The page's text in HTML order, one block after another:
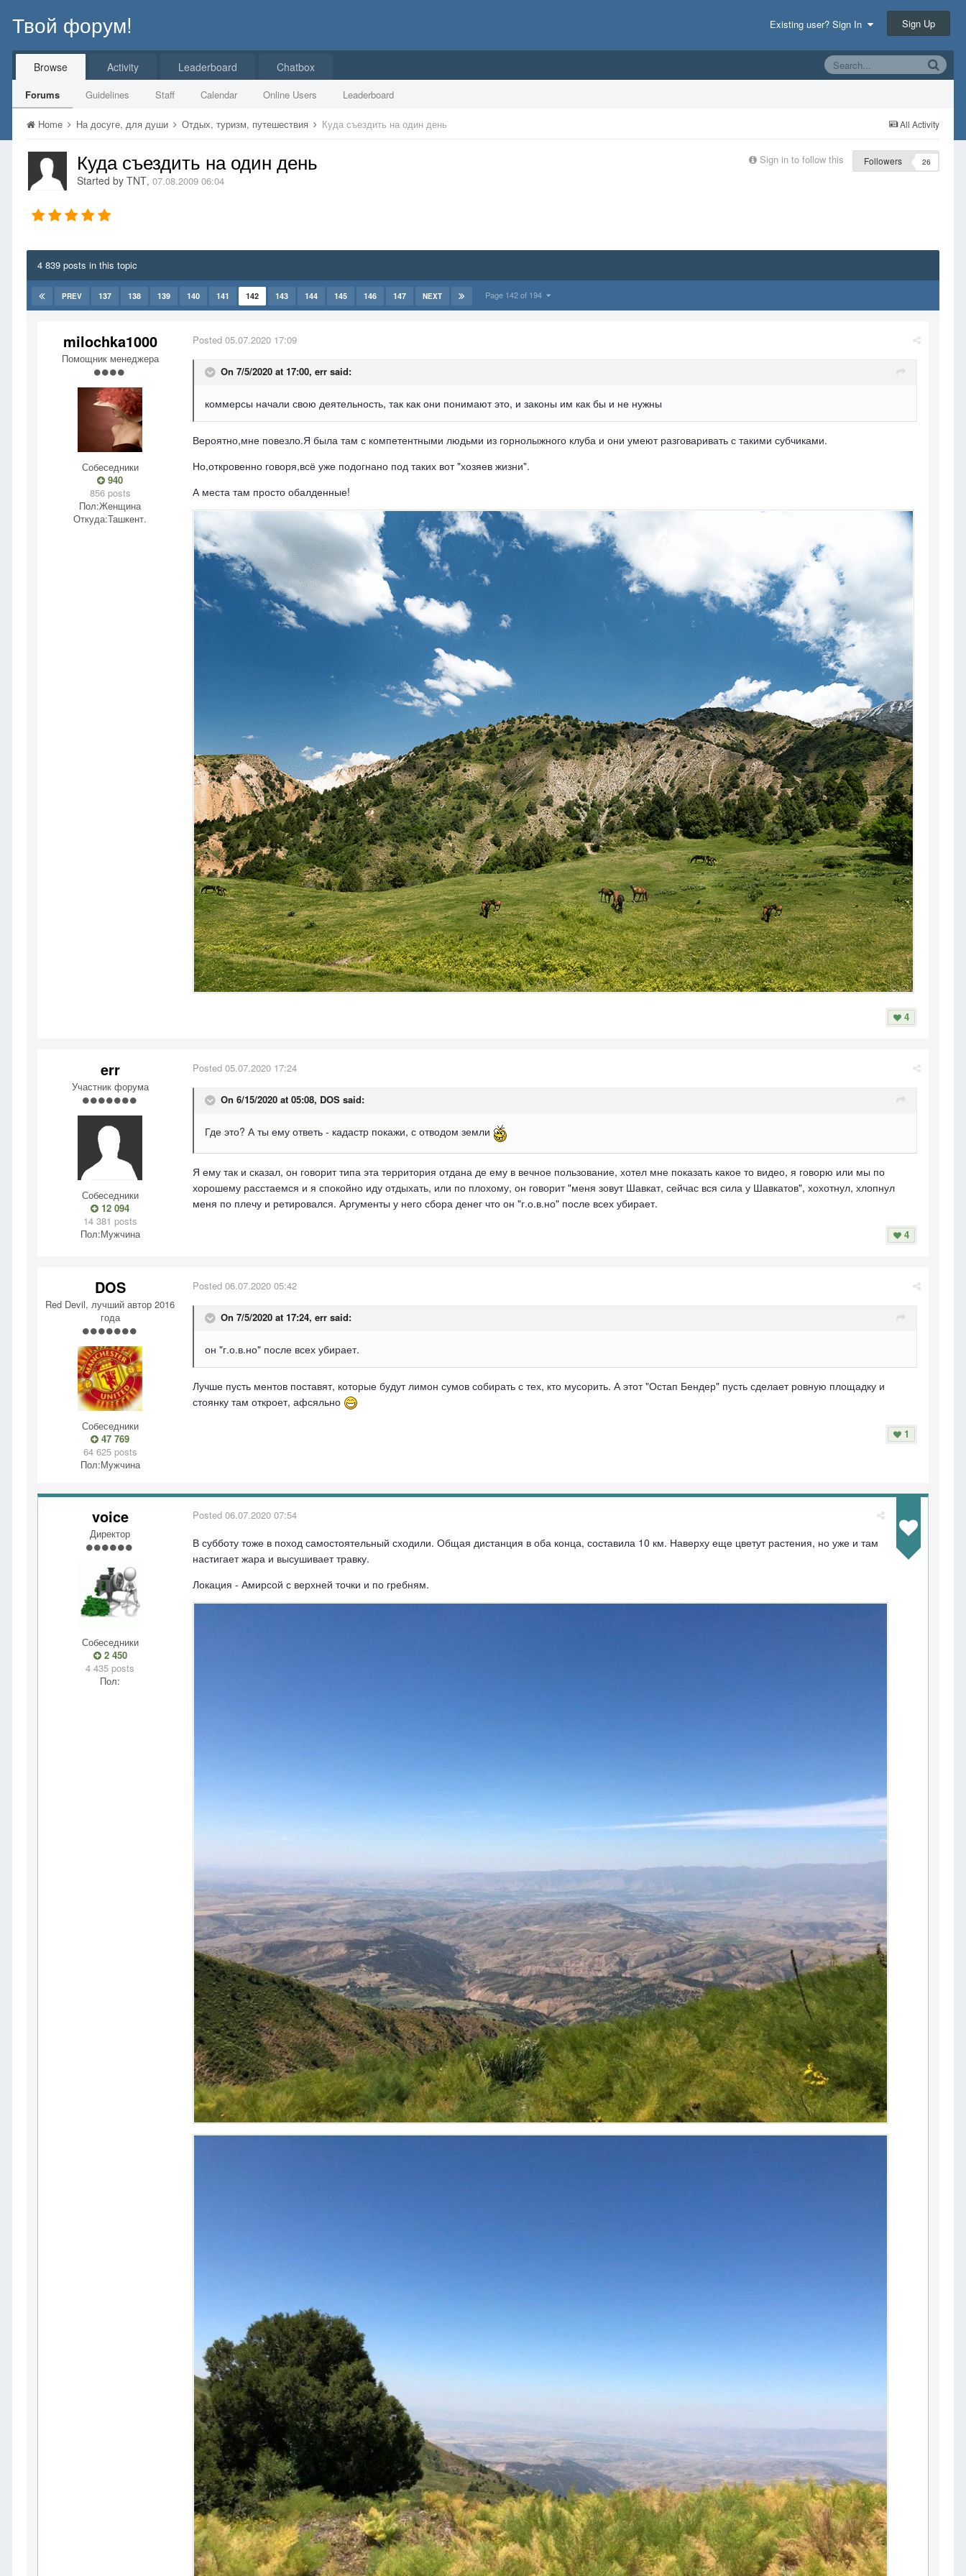
Твой форум! Existing user? Sign In Sign Up
Browse
Forums Guidelines Staff Calendar Online Users Leaderboard
Activity Leaderboard Chatbox
All Activity
Home На досуге, для души Отдых, туризм, путешествия Куда съездить на один день
Sign in to follow this Followers 26
Куда съездить на один день
Started by TNT, 07.08.2009 06:04
4 839 posts in this topic
PREV 137 138 139 140 141 142 143 144 145 146 147 NEXT Page 142 of 194
milochka1000
Помощник менеджера
Собеседники
940
856 posts
Пол:Женщина
Откуда:Ташкент.
Posted 05.07.2020 17:09
On 7/5/2020 at 17:00, err said:
коммерсы начали свою деятельность, так как они понимают это, и законы им как бы и не нужны
Вероятно,мне повезло.Я была там с компетентными людьми из горнолыжного клуба и они умеют разговаривать с такими субчиками.
Но,откровенно говоря,всё уже подогнано под таких вот "хозяев жизни".
А места там просто обалденные!
4
err
Участник форума
Собеседники
12 094
14 381 posts
Пол:Мужчина
Posted 05.07.2020 17:24
On 6/15/2020 at 05:08, DOS said:
Где это? А ты ему ответь - кадастр покажи, с отводом земли
Я ему так и сказал, он говорит типа эта территория отдана де ему в вечное пользование, хотел мне показать какое то видео, я говорю или мы по
хорошему расстаемся и я спокойно иду отдыхать, или по плохому, он говорит "меня зовут Шавкат, сейчас вся сила у Шавкатов", хохотнул, хлопнул
меня по плечу и ретировался. Аргументы у него сбора денег что он "г.о.в.но" после всех убирает.
4
DOS
Red Devil, лучший автор 2016
года
Собеседники
47 769
64 625 posts
Пол:Мужчина
Posted 06.07.2020 05:42
On 7/5/2020 at 17:24, err said:
он "г.о.в.но" после всех убирает.
Лучше пусть ментов поставят, которые будут лимон сумов собирать с тех, кто мусорить. А этот "Остап Бендер" пусть сделает ровную площадку и
стоянку там откроет, афсяльно
1
voice
Директор
Собеседники
2 450
4 435 posts
Пол:
Posted 06.07.2020 07:54
В субботу тоже в поход самостоятельный сходили. Общая дистанция в оба конца, составила 10 км. Наверху еще цветут растения, но уже и там
настигает жара и высушивает травку.
Локация - Амирсой с верхней точки и по гребням.